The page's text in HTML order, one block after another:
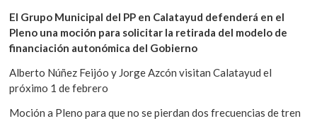
El Grupo Municipal del PP en Calatayud defenderá en el
Pleno una moción para solicitar la retirada del modelo de
financiación autonómica del Gobierno
Alberto Núñez Feijóo y Jorge Azcón visitan Calatayud el
próximo 1 de febrero
Moción a Pleno para que no se pierdan dos frecuencias de tren